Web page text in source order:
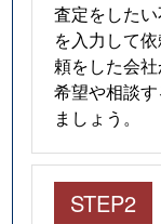
査定をした
を入力して
頼をした会社
希望や相談
ましょう。
STEP2